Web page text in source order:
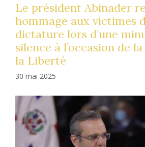
Le président Abinader
hommage aux victimes
dictature lors d’une
silence à l’occasion de
la Liberté
30 mai 2025